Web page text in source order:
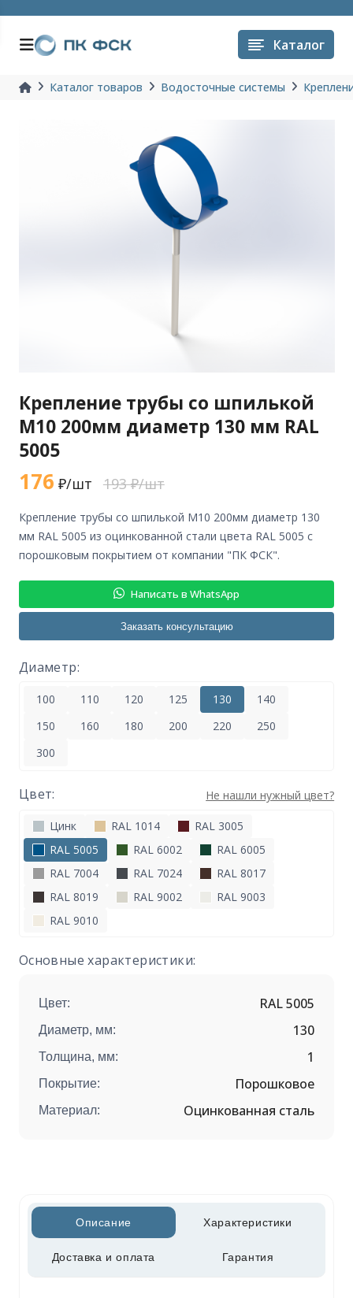
Каталог
Каталог товаров Водосточные системы
Крепление трубы со шпилькой
М10 200мм диаметр 130 мм RAL
5005
176 ₽/шт 193 ₽/шт
крепление трубы со шпилькой М10 200мм диаметр 130
мм RAL 5005 из оцинкованной стали цвета RAL 5005 с
порошковым покрытием от компании "ПК ФСК".
Написать в WhatsApp
Заказать консультацию
Диаметр:
100 110 120 125 130
140
150
160 180 200 220
250
300
Цвет: Не нашли нужный цвет?
Цинк RAL 1014
RAL 3005
RAL 5005
RAL 6002
RAL 6005
RAL 7004
RAL 7024
RAL 8017
RAL 8019
RAL 9002
RAL 9003
RAL 9010
Основные характеристики:
Цвет: RAL 5005
Диаметр, мм: 130
Толщина, мм: 1
Покрытие: Порошковое
Материал: Оцинкованная сталь
Описание Характеристики
Доставка и оплата Гарантия